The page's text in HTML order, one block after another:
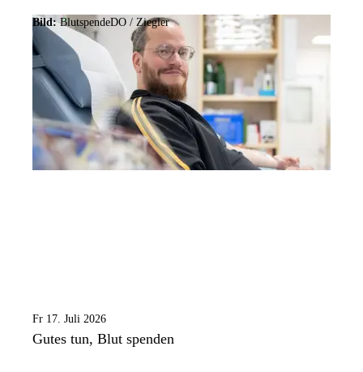
Bild: BlutspendeDO / Ziegler
Fr 17. Juli 2026
Gutes tun, Blut spenden